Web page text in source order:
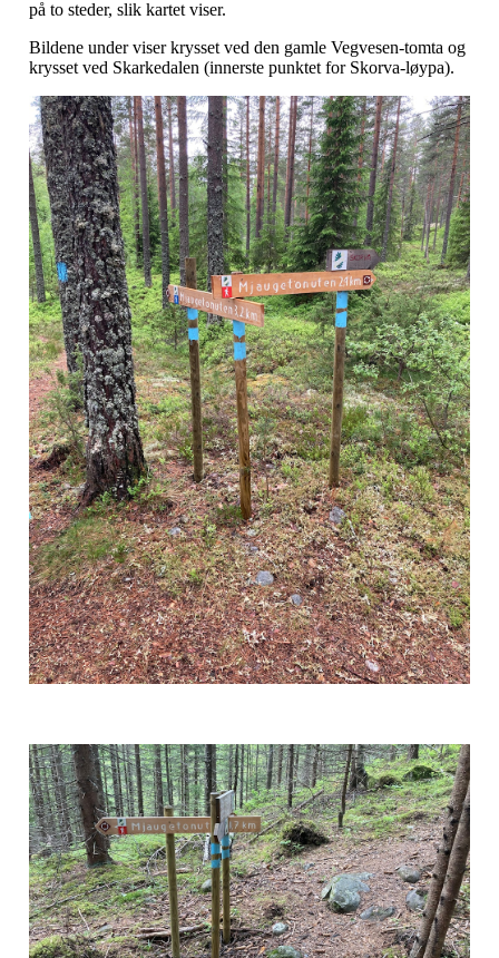
på to steder, slik kartet viser.
Bildene under viser krysset ved den gamle Vegvesen-tomta og
krysset ved Skarkedalen (innerste punktet for Skorva-løypa).